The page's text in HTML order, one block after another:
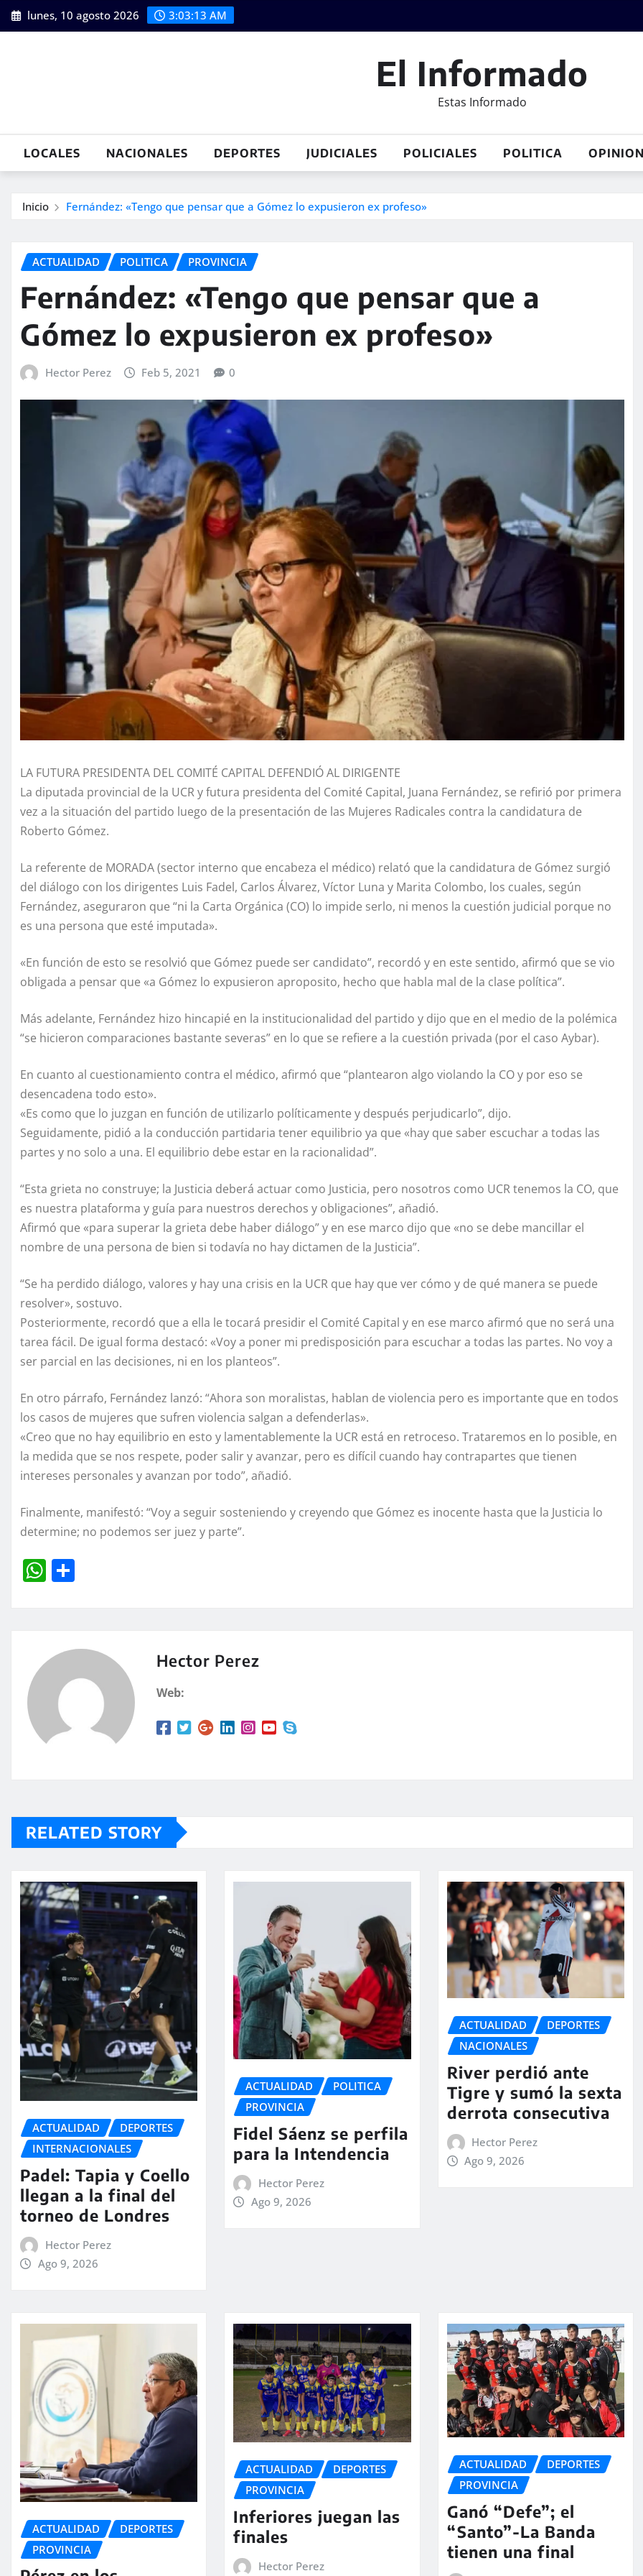
Saltar
al
lunes, 10 agosto 2026 3:03:15 AM
El Informado
Estas Informado
LOCALES NACIONALES DEPORTES JUDICIALES POLICIALES POLITICA OPINION
Inicio Fernández: «Tengo que pensar que a Gómez lo expusieron ex profeso»
ACTUALIDAD POLITICA PROVINCIA
Fernández: «Tengo que pensar que a
Gómez lo expusieron ex profeso»
Hector Perez Feb 5, 2021 0
LA FUTURA PRESIDENTA DEL COMITÉ CAPITAL DEFENDIÓ AL DIRIGENTE
La diputada provincial de la UCR y futura presidenta del Comité Capital, Juana Fernández, se refirió por primera
vez a la situación del partido luego de la presentación de las Mujeres Radicales contra la candidatura de
Roberto Gómez.
La referente de MORADA (sector interno que encabeza el médico) relató que la candidatura de Gómez surgió
del diálogo con los dirigentes Luis Fadel, Carlos Álvarez, Víctor Luna y Marita Colombo, los cuales, según
Fernández, aseguraron que “ni la Carta Orgánica (CO) lo impide serlo, ni menos la cuestión judicial porque no
es una persona que esté imputada».
«En función de esto se resolvió que Gómez puede ser candidato”, recordó y en este sentido, afirmó que se vio
obligada a pensar que «a Gómez lo expusieron aproposito, hecho que habla mal de la clase política”.
Más adelante, Fernández hizo hincapié en la institucionalidad del partido y dijo que en el medio de la polémica
“se hicieron comparaciones bastante severas” en lo que se refiere a la cuestión privada (por el caso Aybar).
En cuanto al cuestionamiento contra el médico, afirmó que “plantearon algo violando la CO y por eso se
desencadena todo esto».
«Es como que lo juzgan en función de utilizarlo políticamente y después perjudicarlo”, dijo.
Seguidamente, pidió a la conducción partidaria tener equilibrio ya que «hay que saber escuchar a todas las
partes y no solo a una. El equilibrio debe estar en la racionalidad”.
“Esta grieta no construye; la Justicia deberá actuar como Justicia, pero nosotros como UCR tenemos la CO, que
es nuestra plataforma y guía para nuestros derechos y obligaciones”, añadió.
Afirmó que «para superar la grieta debe haber diálogo” y en ese marco dijo que «no se debe mancillar el
nombre de una persona de bien si todavía no hay dictamen de la Justicia”.
“Se ha perdido diálogo, valores y hay una crisis en la UCR que hay que ver cómo y de qué manera se puede
resolver», sostuvo.
Posteriormente, recordó que a ella le tocará presidir el Comité Capital y en ese marco afirmó que no será una
tarea fácil. De igual forma destacó: «Voy a poner mi predisposición para escuchar a todas las partes. No voy a
ser parcial en las decisiones, ni en los planteos”.
En otro párrafo, Fernández lanzó: “Ahora son moralistas, hablan de violencia pero es importante que en todos
los casos de mujeres que sufren violencia salgan a defenderlas».
«Creo que no hay equilibrio en esto y lamentablemente la UCR está en retroceso. Trataremos en lo posible, en
la medida que se nos respete, poder salir y avanzar, pero es difícil cuando hay contrapartes que tienen
intereses personales y avanzan por todo”, añadió.
Finalmente, manifestó: “Voy a seguir sosteniendo y creyendo que Gómez es inocente hasta que la Justicia lo
determine; no podemos ser juez y parte”.
W
A
p
rt
Hector Perez
Web:
RELATED STORY
ACTUALIDAD
DEPORTES
INTERNACIONALES
Padel: Tapia y Coello
llegan a la final del
torneo de Londres
Hector Perez
Ago 9, 2026
ACTUALIDAD
POLITICA
PROVINCIA
Fidel Sáenz se perfila
para la Intendencia
Hector Perez
Ago 9, 2026
ACTUALIDAD
DEPORTES
NACIONALES
River perdió ante
Tigre y sumó la sexta
derrota consecutiva
Hector Perez
Ago 9, 2026
ACTUALIDAD
DEPORTES
PROVINCIA
ACTUALIDAD
DEPORTES
PROVINCIA
Inferiores juegan las
finales
Hector Perez
ACTUALIDAD
DEPORTES
PROVINCIA
Ganó “Defe”; el
“Santo”-La Banda
tienen una final